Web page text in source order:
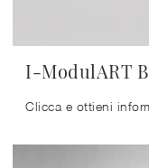
I-ModulART B